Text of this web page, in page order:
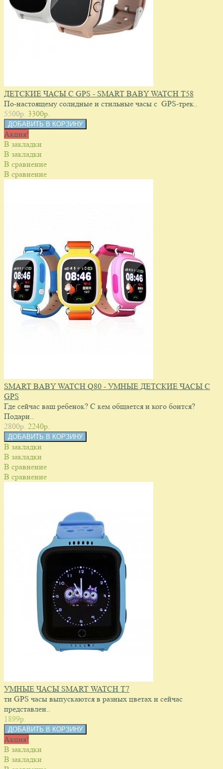
ДЕТСКИЕ ЧАСЫ С GPS - SMART BABY WATCH T58
По-настоящему солидные и стильные часы с GPS-трек..
5500p. 3300p.
Акция!
В закладки
В закладки
В сравнение
В сравнение
SMART BABY WATCH Q80 - УМНЫЕ ДЕТСКИЕ ЧАСЫ С
GPS
Где сейчас ваш ребенок? С кем общается и кого боится?
Подари..
2800p. 2240p.
В закладки
В закладки
В сравнение
В сравнение
УМНЫЕ ЧАСЫ SMART WATCH T7
ти GPS часы выпускаются в разных цветах и сейчас
представлен..
1899p.
Акция!
В закладки
В закладки